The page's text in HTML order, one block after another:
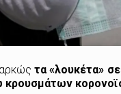
τα «λουκέτα»
κρουσμάτων